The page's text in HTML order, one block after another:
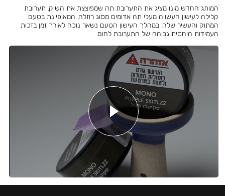
המותג החדש מונו מציג את התערובת תה שמפוצצת את השוק. תערובת
קלילה לעישון העשויה מעלי תה אדומים מסוג רוזלה, המאופיינת בטעם
המתוק והעשיר שלה. במהלך העישון הטעם נשאר נוכח לאורך זמן בזכות
העמידות היחסית גבוהה של התערובת לחום.